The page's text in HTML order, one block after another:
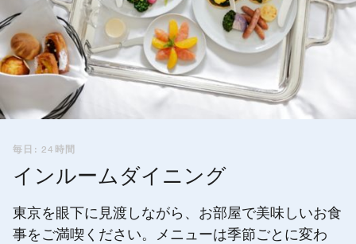
毎日: 24時間
インルームダイニング
東京を眼下に見渡しながら、お部屋で美味しいお食
事をご満喫ください。メニューは季節ごとに変わ